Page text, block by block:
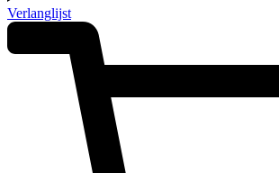
Verlanglijst